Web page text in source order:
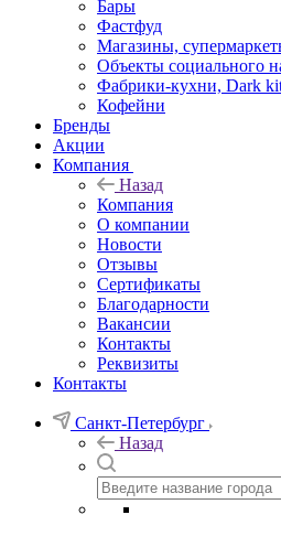
Бары
Фастфуд
Магазины,
Объекты социального
Фабрики-кухни, Dark
Кофейни
Бренды
Акции
Компания
Назад
Компания
О компании
Новости
Отзывы
Сертификаты
Благодарности
Вакансии
Контакты
Реквизиты
Контакты
Санкт-Петербург
Назад